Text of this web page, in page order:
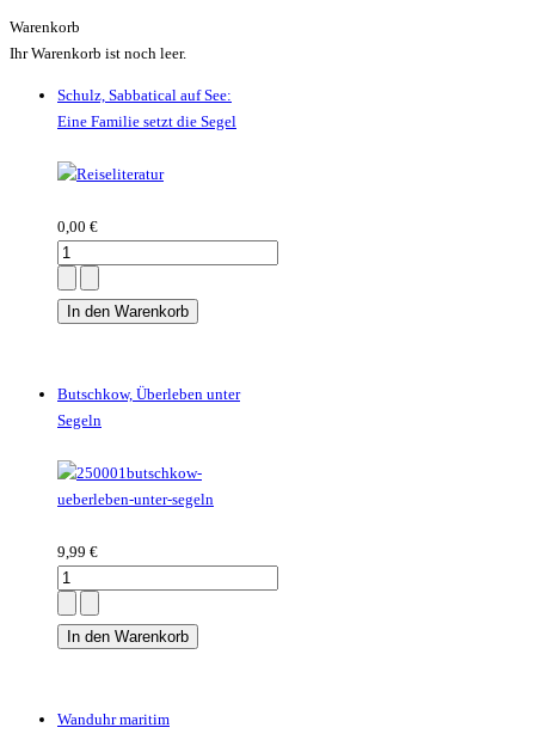
Warenkorb
Ihr Warenkorb ist noch leer.
Schulz, Sabbatical auf See:
Eine Familie setzt die Segel
0,00 €
Butschkow, Überleben unter
Segeln
9,99 €
Wanduhr maritim